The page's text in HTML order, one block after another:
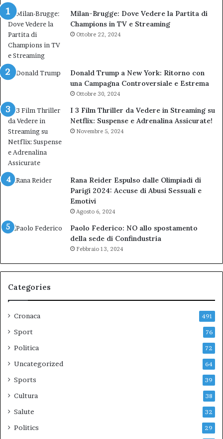
Milan-Brugge: Dove Vedere la Partita di
Champions in TV e Streaming
Ottobre 22, 2024
Donald Trump a New York: Ritorno con
una Campagna Controversiale e Estrema
Ottobre 30, 2024
I 3 Film Thriller da Vedere in Streaming su
Netflix: Suspense e Adrenalina Assicurate!
Novembre 5, 2024
Rana Reider Espulso dalle Olimpiadi di
Parigi 2024: Accuse di Abusi Sessuali e
Emotivi
Agosto 6, 2024
Paolo Federico: NO allo spostamento
della sede di Confindustria
Febbraio 13, 2024
Categories
Cronaca 491
Sport 76
Politica 72
Uncategorized 64
Sports 39
Cultura 38
Salute 32
Politics 29